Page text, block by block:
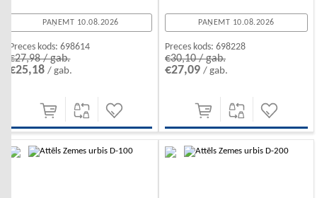
PAŅEMT 10.08.2026
Preces kods: 698614
€27,98 / gab.
€25,18/ gab.
PAŅEMT 10.08.2026
Preces kods: 698228
€30,10 / gab.
€27,09 / gab.